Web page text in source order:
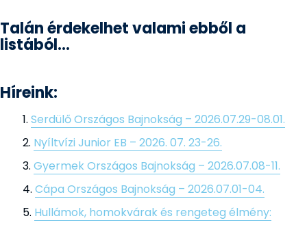
Talán érdekelhet valami ebből a
listából...
Híreink:
Serdülő Országos Bajnokság – 2026.07.29-08.01.
Nyíltvízi Junior EB – 2026. 07. 23-26.
Gyermek Országos Bajnokság – 2026.07.08-11.
Cápa Országos Bajnokság – 2026.07.01-04.
Hullámok, homokvárak és rengeteg élmény: